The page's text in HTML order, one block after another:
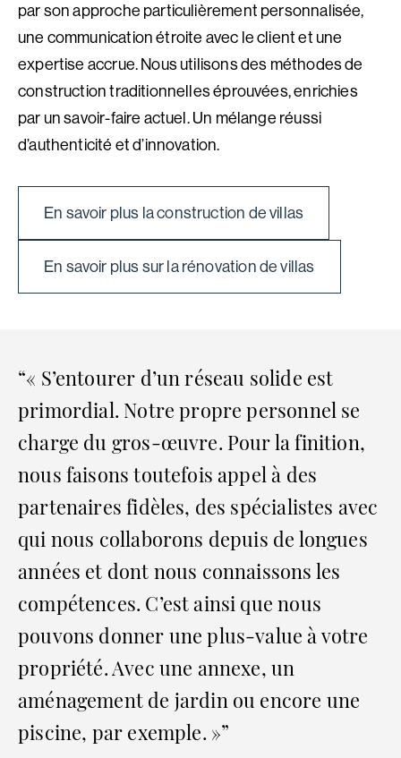
par son approche particulièrement personnalisée,
une communication étroite avec le client et une
expertise accrue. Nous utilisons des méthodes de
construction traditionnelles éprouvées, enrichies
par un savoir-faire actuel. Un mélange réussi
d’authenticité et d’innovation.
En savoir plus la construction de villas
En savoir plus sur la rénovation de villas
“« S’entourer d’un réseau solide est
primordial. Notre propre personnel se
charge du gros-œuvre. Pour la finition,
nous faisons toutefois appel à des
partenaires fidèles, des spécialistes avec
qui nous collaborons depuis de longues
années et dont nous connaissons les
compétences. C’est ainsi que nous
pouvons donner une plus-value à votre
propriété. Avec une annexe, un
aménagement de jardin ou encore une
piscine, par exemple. »”